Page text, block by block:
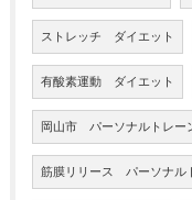
ストレッチ ダイエット
有酸素運動 ダイエット
岡山市 パーソナルトレ
筋膜リリース パーソナル